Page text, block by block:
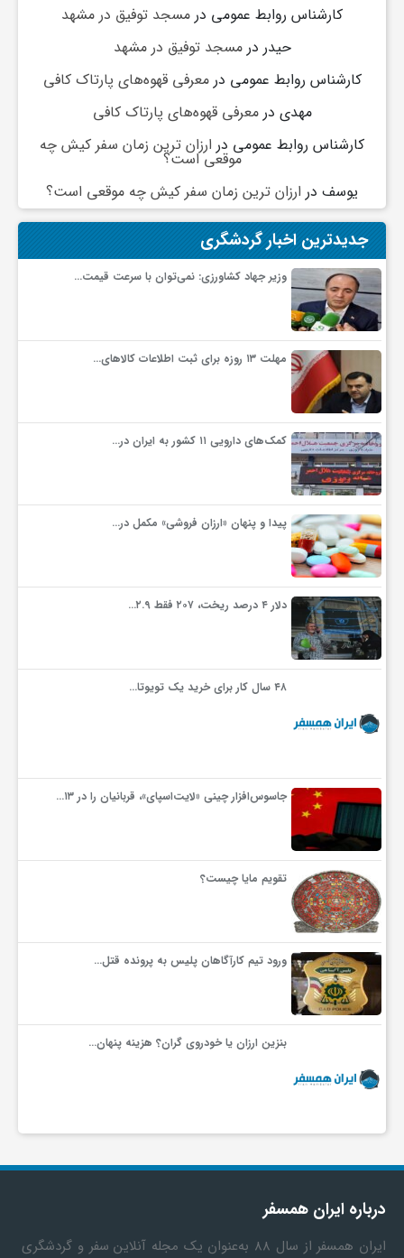
ب
کارشناس روابط عمومی در مسجد توفیق در مشهد
حیدر درمسجد توفیق در مشهد
کارشناس روابط عمومی درمعرفی قهوه‌های پارتاک کافی
مهدی درمعرفی قهوه‌های پارتاک کافی
کارشناس روابط عمومی در ارزان ترین زمان سفر کیش چه
موقعی است؟
یوسف در ارزان ترین زمان سفر کیش چه موقعی است؟
جدیدترین اخبار گردشگری
وزیر جهاد کشاورزی: نمی‌توان با سرعت قیمت…
مهلت ۱۳ روزه برای ثبت اطلاعات کالاهای…
کمک‌های دارویی ۱۱ کشور به ایران در…
پیدا و پنهان «ارزان فروشی» مکمل در…
دلار ۴ درصد ریخت، ۲۰۷ فقط ۲.۹…
۴۸ سال کار برای خرید یک تویوتا…
جاسوس‌افزار چینی «لایت‌اسپای»، قربانیان را در ۱۳…
تقویم مایا چیست؟
ورود تیم کارآگاهان پلیس به پرونده قتل…
بنزین ارزان یا خودروی گران؟ هزینه پنهان…
درباره ایران همسفر
ایران همسفر
از سال ۸۸ به‎‌عنوان یک مجله آنلاین سفر و گردشگری